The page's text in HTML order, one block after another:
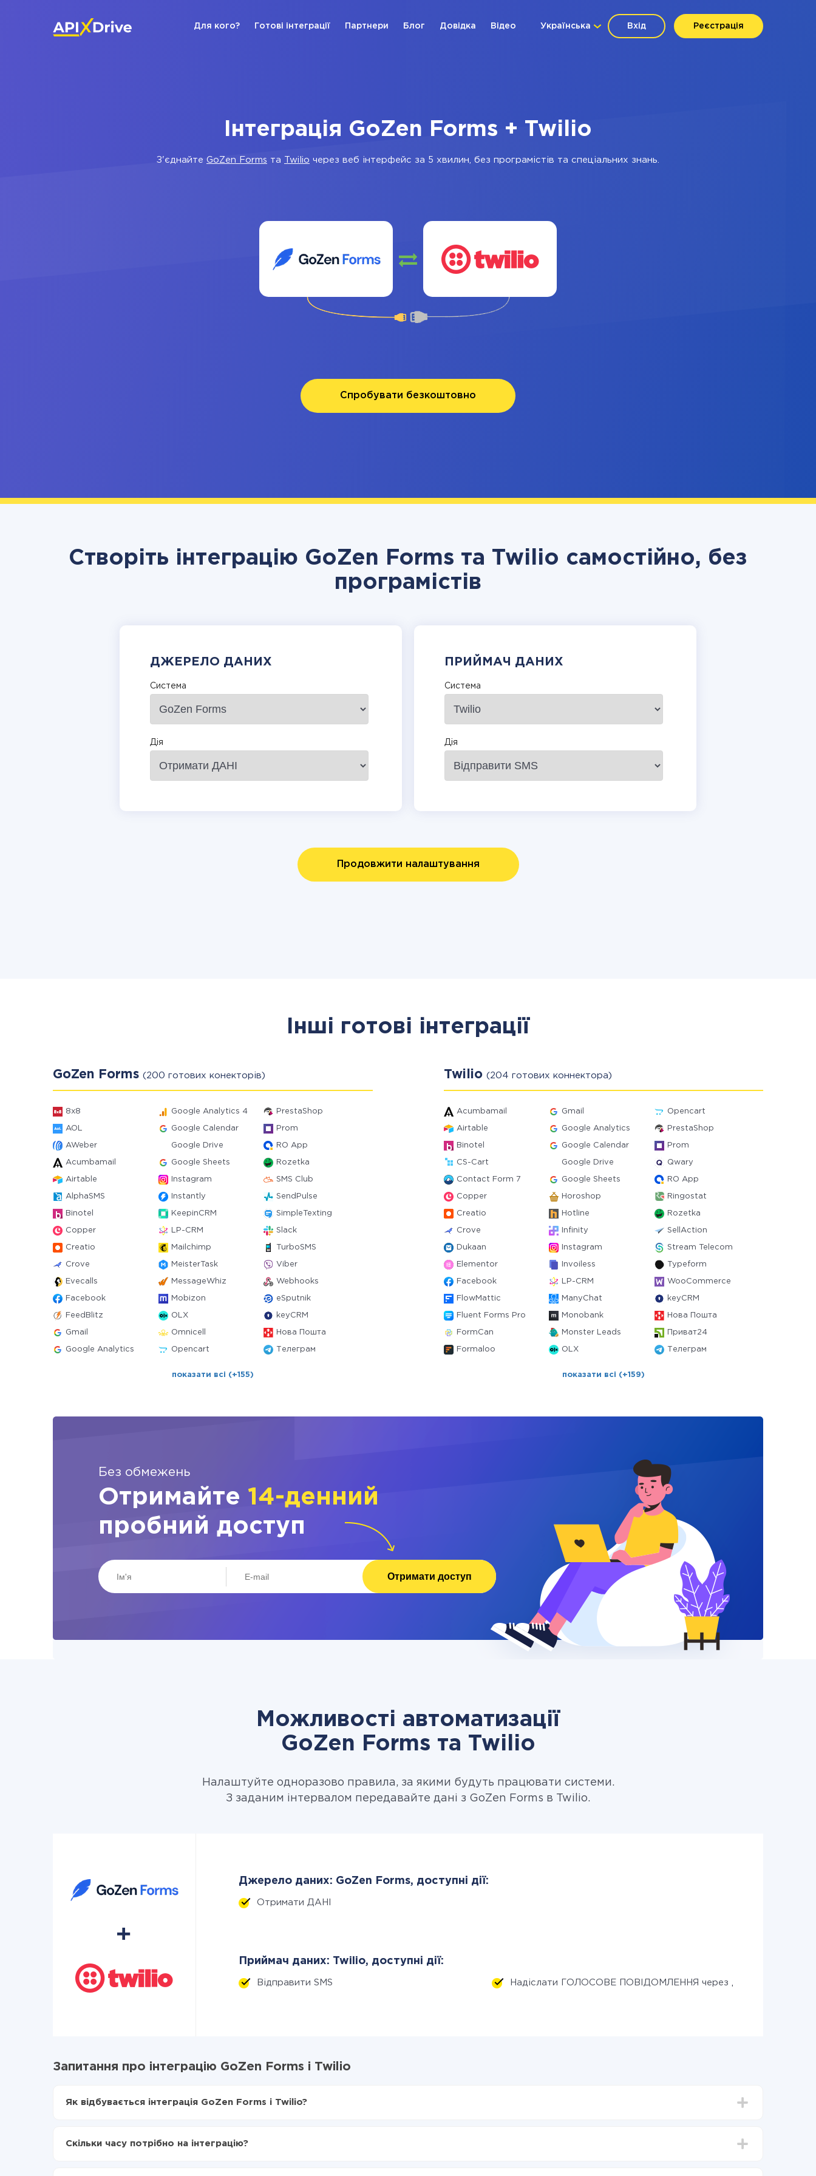
Вхід Реєстрація
Українська
Для кого? Готові інтеграції Партнери Блог Довідка Відео
Інтеграція GoZen Forms + Twilio
З'єднайте GoZen Forms та Twilio через веб інтерфейс за 5 хвилин, без програмістів та спеціальних знань.
Спробувати безкоштовно
Створіть інтеграцію GoZen Forms та Twilio самостійно, без
програмістів
ДЖЕРЕЛО ДАНИХ
Система
Дія
ПРИЙМАЧ ДАНИХ
Система
Дія
Продовжити налаштування
Інші готові інтеграції
GoZen Forms (200 готових конекторів)
8x8 Google Analytics 4 PrestaShop
AOL Google Calendar Prom
AWeber Google Drive RO App
Acumbamail Google Sheets Rozetka
Airtable Instagram SMS Club
AlphaSMS Instantly SendPulse
Binotel KeepinCRM SimpleTexting
Copper LP-CRM Slack
Creatio Mailchimp TurboSMS
Crove MeisterTask Viber
Evecalls MessageWhiz Webhooks
Facebook Mobizon eSputnik
FeedBlitz OLX keyCRM
Gmail Omnicell Нова Пошта
Google Analytics Opencart Телеграм
показати всі (+155)
Twilio (204 готових коннектора)
Acumbamail Gmail Opencart
Airtable Google Analytics PrestaShop
Binotel Google Calendar Prom
CS-Cart Google Drive Qwary
Contact Form 7 Google Sheets RO App
Copper Horoshop Ringostat
Creatio Hotline Rozetka
Crove Infinity SellAction
Dukaan Instagram Stream Telecom
Elementor Invoiless Typeform
Facebook LP-CRM WooCommerce
FlowMattic ManyChat keyCRM
Fluent Forms Pro Monobank Нова Пошта
FormCan Monster Leads Приват24
Formaloo OLX Телеграм
показати всі (+159)
Без обмежень
Отримайте 14-денний
пробний доступ
Отримати доступ
Можливості автоматизації
GoZen Forms та Twilio
Налаштуйте одноразово правила, за якими будуть працювати системи.
З заданим інтервалом передавайте дані з GoZen Forms в Twilio.
Джерело даних: GoZen Forms, доступні дії:
Отримати ДАНІ
Приймач даних: Twilio, доступні дії:
Відправити SMS Надіслати ГОЛОСОВЕ ПОВІДОМЛЕННЯ через дзвінок
Запитання про інтеграцію GoZen Forms і Twilio
Як відбувається інтеграція GoZen Forms і Twilio?
Включаєте автооновлення
Скільки часу потрібно на інтеграцію?